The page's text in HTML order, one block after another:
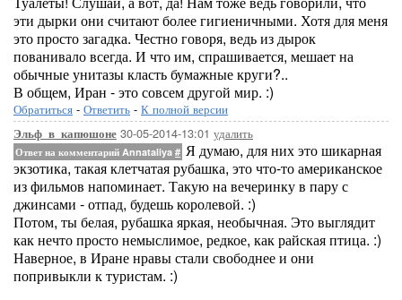
эти дырки они считают более гигиеничными. Хотя для меня
это просто загадка. Честно говоря, ведь из дырок
пованивало всегда. И что им, спрашивается, мешает на
обычные унитазы класть бумажные круги?..
В общем, Иран - это совсем другой мир. :)
Обратиться - Ответить - К полной версии
Эльф_в_капюшоне 30-05-2014-13:01 удалить
Ответ на комментарий Annataliya # Я думаю, для них это шикарная
экзотика, такая клетчатая рубашка, это что-то американское
из фильмов напоминает. Такую на вечеринку в пару с
джинсами - отпад, будешь королевой. :)
Потом, ты белая, рубашка яркая, необычная. Это выглядит
как нечто просто немыслимое, редкое, как райская птица. :)
Наверное, в Иране нравы стали свободнее и они
попривыкли к туристам. :)